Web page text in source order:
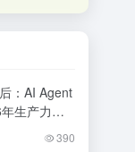
：AI Agent
生产力格
何抓住机390